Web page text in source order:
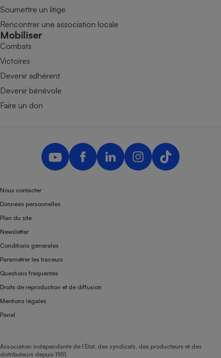
Soumettre un litige
Rencontrer une association locale
Mobiliser
Combats
Victoires
Devenir adhérent
Devenir bénévole
Faire un don
Nous contacter
Données personnelles
Plan du site
Newsletter
Conditions générales
Paramétrer les traceurs
Questions fréquentes
Droits de reproduction et de diffusion
Mentions légales
Panel
Association indépendante de l’État, des syndicats, des producteurs et des
distributeurs depuis 1951.